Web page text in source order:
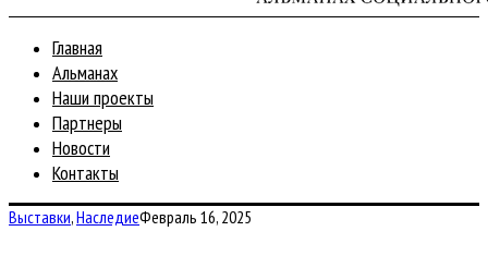
Главная
Альманах
Наши проекты
Партнеры
Новости
Контакты
Выставки,НаследиеФевраль 16, 2025